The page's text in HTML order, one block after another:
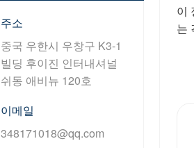
주소
중국 우한시 우창구 K3-1
빌딩 후이진 인터내셔널
쉬동 애비뉴 120호
이메일
348171018@qq.com
이
는